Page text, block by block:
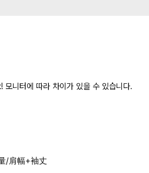
모니터에 따라 차이가 있을 수 있습니다.
/肩幅+袖丈